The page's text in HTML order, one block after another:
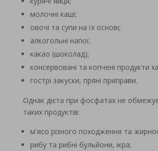
молочні каші;
овочі та супи на їх основі;
алкогольні напої;
какао (шоколад);
консервовані та копчені продукти
гострі закуски, пряні приправи.
Однак дієта при фосфатах не
таких продуктів:
м'ясо різного походження та
рибу та рибні бульйони, ікра;